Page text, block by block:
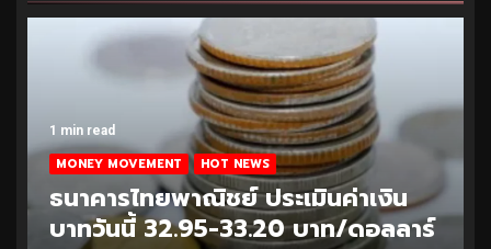
1 min read
MONEY MOVEMENT HOT NEWS
ธนาคารไทยพาณิชย์ ประเมินค่าเงิน
บาทวันนี้ 32.95-33.20 บาท/ดอลลาร์